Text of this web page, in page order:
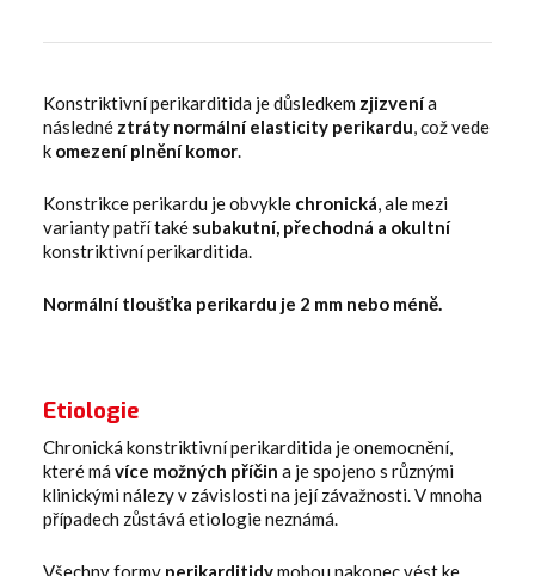
Konstriktivní perikarditida je důsledkem zjizvenía
následné ztráty normální elasticity perikardu, což vede
k omezení plnění komor.
Konstrikce perikardu je obvykle chronická, ale mezi
varianty patří také subakutní, přechodná a okultní
konstriktivní perikarditida.
Normální tloušťka perikardu je 2 mm nebo méně.
Etiologie
Chronická konstriktivní perikarditida je onemocnění,
které má více možných příčin a je spojeno s různými
klinickými nálezy v závislosti na její závažnosti. V mnoha
případech zůstává etiologie neznámá.
Všechny formy perikarditidymohou nakonec vést ke